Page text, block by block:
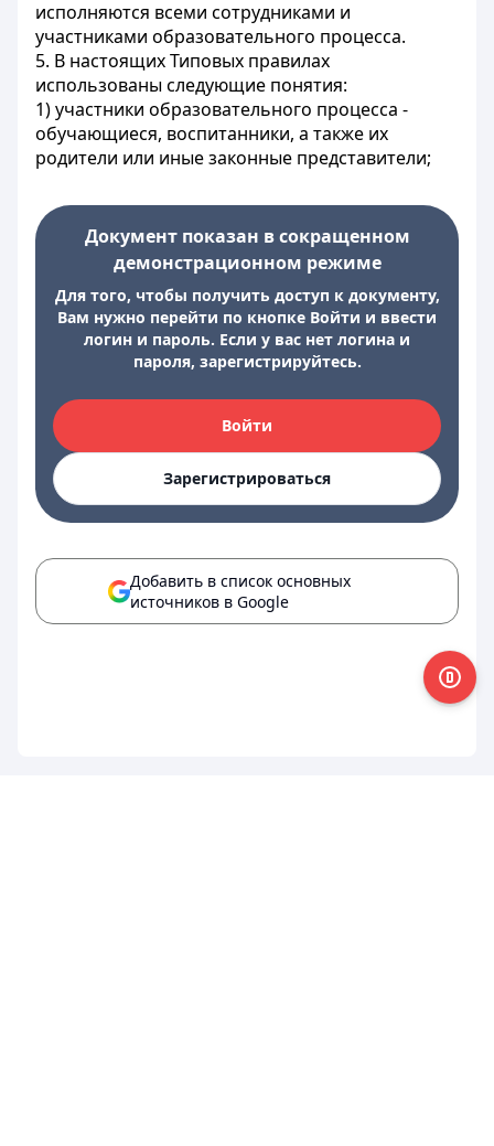
исполняются всеми сотрудниками и
участниками образовательного процесса.
5. В настоящих Типовых правилах
использованы следующие понятия:
1) участники образовательного процесса -
обучающиеся, воспитанники, а также их
родители или иные законные представители;
Документ показан в сокращенном
демонстрационном режиме
Для того, чтобы получить доступ к документу,
Вам нужно перейти по кнопке Войти и ввести
логин и пароль. Если у вас нет логина и
пароля, зарегистрируйтесь.
Войти
Зарегистрироваться
Добавить в список основных
источников в Google